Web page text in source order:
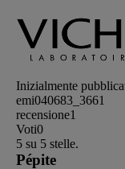
Inizialmente
emi040683_3661
recensione1
Voti0
5 su 5 stelle.
Pépite